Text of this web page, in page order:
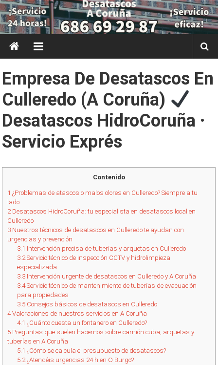
Saltar
al
contenido
Empresa De Desatascos En
Culleredo (A Coruña)
Desatascos HidroCoruña ·
Servicio Exprés
Contenido
1 ¿Problemas de atascos o malos olores en Culleredo? Siempre a tu
lado
2Desatascos HidroCoruña: tu especialista en desatascos local en
Culleredo
3 Nuestros técnicos de desatascos en Culleredo te ayudan con
urgencias y prevención
3.1 Intervención precisa de tuberías y arquetas en Culleredo
3.2Servicio técnico de inspección CCTV y hidrolimpieza
especializada
3.3 Intervención urgente de desatascos en Culleredo y A Coruña
3.4Servicio técnico de mantenimiento de tuberías de evacuación
para propiedades
3.5 Consejos básicos de desatascos en Culleredo
4Valoraciones de nuestros servicios en A Coruña
4.1 ¿Cuánto cuesta un fontanero en Culleredo?
5 Preguntas que suelen hacernos sobre camión cuba, arquetas y
tuberías en A Coruña
5.1 ¿Cómo se calcula el presupuesto de desatascos?
5.2¿Atendéis urgencias 24 h en O Burgo?